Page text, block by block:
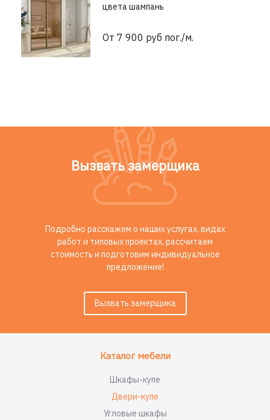
цвета шампань
От 7 900 руб пог./м.
Вызвать замерщика
Подробно расскажем о наших услугах, видах
работ и типовых проектах, рассчитаем
стоимость и подготовим индивидуальное
предложение!
Вызвать замерщика
Каталог мебели
Шкафы-купе
Двери-купе
Угловые шкафы